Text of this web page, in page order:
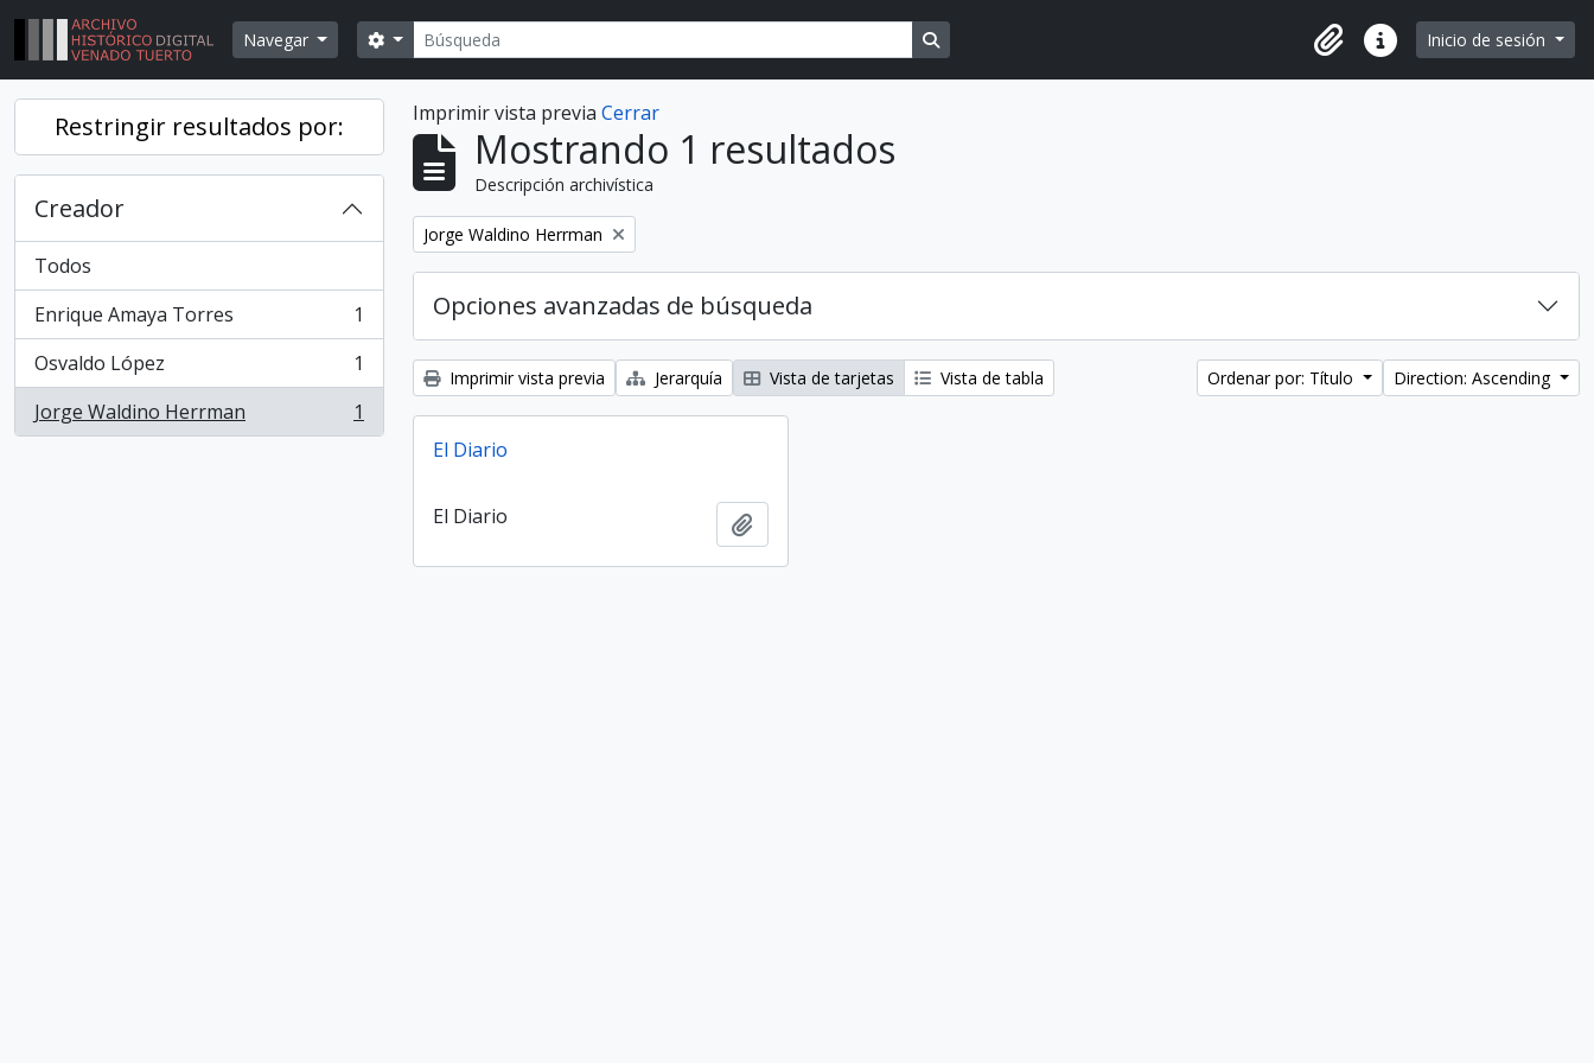
Skip to main content
Navegar
Búsqueda
Search options Search in browse page
Portapapeles
Enlaces rápidos
Inicio de sesión
Restringir resultados por:
Creador
Todos
Enrique Amaya Torres
, 1 resultados
1
Osvaldo López
, 1 resultados
1
Jorge Waldino Herrman
, 1 resultados 1
Imprimir vista previa Cerrar
Mostrando 1 resultados
Descripción archivística
Remover filtro
Jorge Waldino Herrman
Opciones avanzadas de búsqueda
Imprimir vista previa Jerarquía Vista de tarjetas Vista de tabla Ordenar por: Título Direction: Ascending
El Diario
El Diario